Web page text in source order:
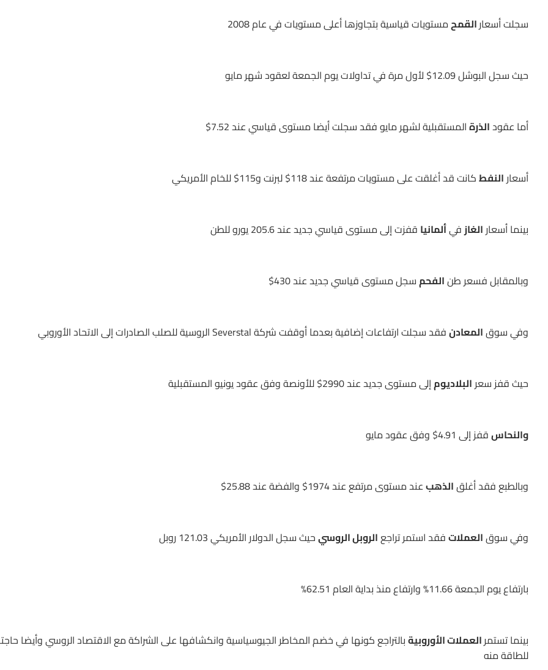
سجلت أسعارالقمحمستويات قياسية بتجاوزها أعلى مستويات في عام 2008
حيث سجل البوشل 12.09$ لأول مرة في تداولات يوم الجمعة لعقود شهر مايو
أما عقودالذرةالمستقبلية لشهر مايو فقد سجلت أيضا مستوى قياسي عند 7.52$
أسعارالنفطكانت قد أغلقت على مستويات مرتفعة عند 118$ لبرنت و115$ للخام الأمريكي
بينما أسعارالغازفيألمانيا قفزت إلى مستوى قياسي جديد عند 205.6 يورو للطن
وبالمقابل فسعر طنالفحمسجل مستوى قياسي جديد عند 430$
وفي سوقالمعادنفقد سجلت ارتفاعات إضافية بعدما أوقفت شركة Severstal الروسية للصلب الصادرات إلى الاتحاد الأوروبي
حيث قفز سعرالبلاديومإلى مستوى جديد عند 2990$ للأونصة وفق عقود يونيو المستقبلية
والنحاسقفز إلى 4.91$ وفق عقود مايو
وبالطبع فقد أغلقالذهبعند مستوى مرتفع عند 1974$ والفضة عند 25.88$
وفي سوقالعملاتفقد استمر تراجعالروبل الروسيحيث سجل الدولار الأمريكي 121.03 روبل
بارتفاع يوم الجمعة 11.66% وارتفاع منذ بداية العام 62.51%
بينما تستمرالعملات الأوروبيةبالتراجع كونها في خضم المخاطر الجيوسياسية وانكشافها على الشراكة مع الاقتصاد الروسي وأيضا
للطاقة منه